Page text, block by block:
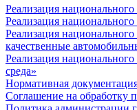
Реализация
Реализация национального
Реализация
качественные
Реализация
среда»
Нормативная
Соглашение на обработку